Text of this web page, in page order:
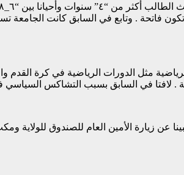
تكون فاتحة . وتابع في السابق كانت
مثل الدورات الرياضية في كرة القدم
. لافتا في السابق بسبب التشاكس السياسي
زيارة الأمين العام للصندوق للولاية